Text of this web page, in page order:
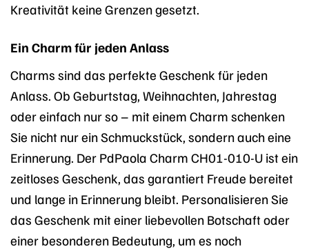
Kreativität keine Grenzen gesetzt.
Ein Charm für jeden Anlass
Charms sind das perfekte Geschenk für jeden
Anlass. Ob Geburtstag, Weihnachten, Jahrestag
oder einfach nur so – mit einem Charm schenken
Sie nicht nur ein Schmuckstück, sondern auch eine
Erinnerung. Der PdPaola Charm CH01-010-U ist ein
zeitloses Geschenk, das garantiert Freude bereitet
und lange in Erinnerung bleibt. Personalisieren Sie
das Geschenk mit einer liebevollen Botschaft oder
einer besonderen Bedeutung, um es noch